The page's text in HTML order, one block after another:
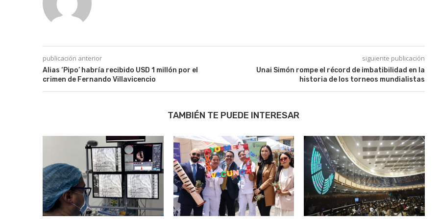
publicación anterior
Alias ‘Pipo’ habría recibido USD 1 millón por el
crimen de Fernando Villavicencio
siguiente publicación
Unai Simón rompe el récord de imbatibilidad en la
historia de los torneos mundialistas
TAMBIÉN TE PUEDE INTERESAR